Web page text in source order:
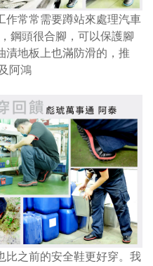
作常常需要蹲站來處理汽車
鋼頭很合腳，可以保護腳
漬地板上也滿防滑的，推
阿鴻
比之前的安全鞋更好穿。我